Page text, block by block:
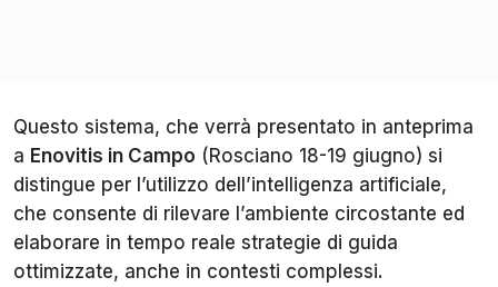
Questo sistema, che verrà presentato in anteprima
a Enovitis in Campo (Rosciano 18-19 giugno) si
distingue per l’utilizzo dell’intelligenza artificiale,
che consente di rilevare l’ambiente circostante ed
elaborare in tempo reale strategie di guida
ottimizzate, anche in contesti complessi.